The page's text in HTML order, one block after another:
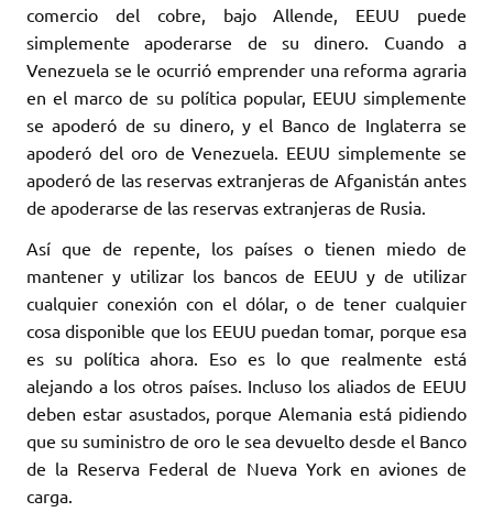
comercio del cobre, bajo Allende, EEUU puede
simplemente apoderarse de su dinero. Cuando a
Venezuela se le ocurrió emprender una reforma agraria
en el marco de su política popular, EEUU simplemente
se apoderó de su dinero, y el Banco de Inglaterra se
apoderó del oro de Venezuela. EEUU simplemente se
apoderó de las reservas extranjeras de Afganistán antes
de apoderarse de las reservas extranjeras de Rusia.
Así que de repente, los países o tienen miedo de
mantener y utilizar los bancos de EEUU y de utilizar
cualquier conexión con el dólar, o de tener cualquier
cosa disponible que los EEUU puedan tomar, porque esa
es su política ahora. Eso es lo que realmente está
alejando a los otros países. Incluso los aliados de EEUU
deben estar asustados, porque Alemania está pidiendo
que su suministro de oro le sea devuelto desde el Banco
de la Reserva Federal de Nueva York en aviones de
carga.